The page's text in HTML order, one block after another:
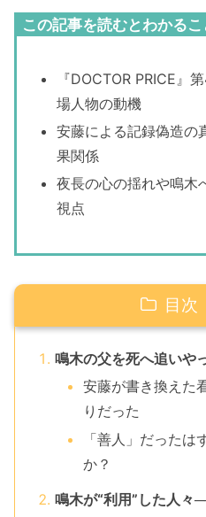
この記事を読むとわかるこ
『DOCTOR PRICE』
場人物の動機
安藤による記録偽造の
果関係
夜長の心の揺れや鳴木
視点
目次
鳴木の父を死へ追いや
安藤が書き換えた
りだった
「善人」だった
か？
鳴木が“利用”した人々